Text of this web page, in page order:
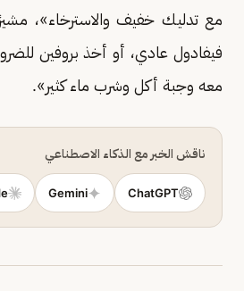
مع تدليك خفيف والاسترخاء»،
فيفادول عادي، أو أخذ بروفين
معه وجبة أكل وشرب ماء كثير».
ناقش الخبر مع الذكاء الاصطناعي
ChatGPT
Gemini